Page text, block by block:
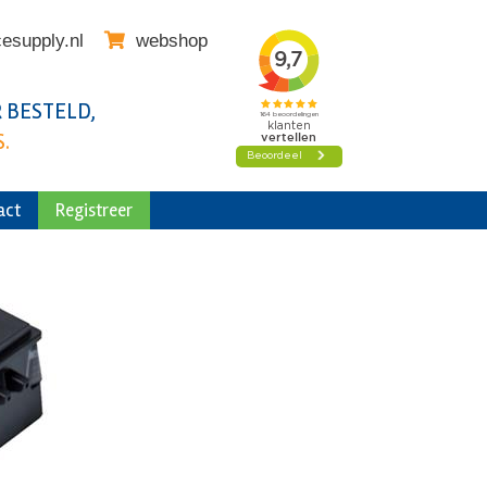
webshop
BESTELD,
Registreer